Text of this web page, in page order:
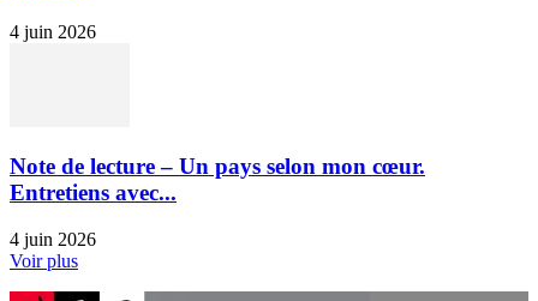
4 juin 2026
Note de lecture – Un pays selon mon cœur.
Entretiens avec...
4 juin 2026
Voir plus